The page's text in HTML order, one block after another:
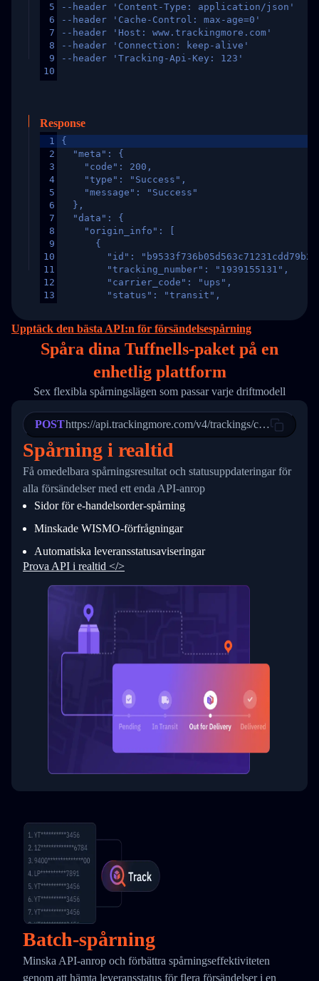
5
6
7
8
9
10
--header 'Content-Type: application/json'
--header 'Cache-Control: max-age=0'
--header 'Host: www.trackingmore.com'
--header 'Connection: keep-alive'
--header 'Tracking-Api-Key: 123'
Response
1
2
3
4
5
6
7
8
9
10
11
12
13
16
17
18
21
22
23
24
25
27
28
29
31
33
34
{
  "meta": {
    "code": 200,
    "type": "Success",
    "message": "Success"
  },
  "data": {
    "origin_info": [
      {
"id":
        "tracking_number": "1939155131",
        "carrier_code": "ups",
        "status": "transit",
        "itemTimeLength": 2,
        "weblink": "",
        "trackinfo": [
          {
            "Date": "2017-03-08 04: 22: 00",
"StatusDescription": "Departed
"Details": "Departed Facility
          },
          {
            "Date": "2017-03-06 15:28:00",
"StatusDescription": "Shipment
"Details": "BEIJING-
          }
      }
  }
}
Upptäck den bästa API:n för försändelsespårning
Spåra dina Tuffnells-paket på en
enhetlig plattform
Sex flexibla spårningslägen som passar varje driftmodell
POSThttps://api.trackingmore.com/v4/trackings/create
Spårning i realtid
Få omedelbara spårningsresultat och statusuppdateringar för
alla försändelser med ett enda API-anrop
Sidor för e-handelsorder-spårning
Minskade WISMO-förfrågningar
Automatiska leveransstatusaviseringar
Prova API i realtid </>
Batch-spårning
Minska API-anrop och förbättra spårningseffektiviteten
genom att hämta leveransstatus för flera försändelser i en